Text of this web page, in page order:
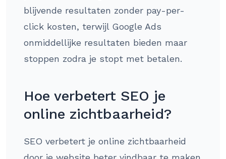
blijvende resultaten zonder pay-per-
click kosten, terwijl Google Ads
onmiddellijke resultaten bieden maar
stoppen zodra je stopt met betalen.
Hoe verbetert SEO je
online zichtbaarheid?
SEO verbetert je online zichtbaarheid